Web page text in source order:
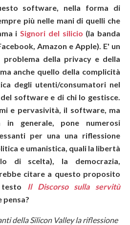
software, nella forma di
più nelle mani di quelli che
i Signori del silicio (la banda
Amazon e Apple). E' un
della privacy e della
anche quello della complicità
degli utenti/consumatori nel
software e di chi lo gestisce.
e pervasività, il software, ma
in generale, pone numerosi
per una una riflessione
e umanistica, quali la libertà
di scelta), la democrazia,
citare a questo proposito
Il Discorso sulla servitù
pensa?
della Silicon Valley la riflessione